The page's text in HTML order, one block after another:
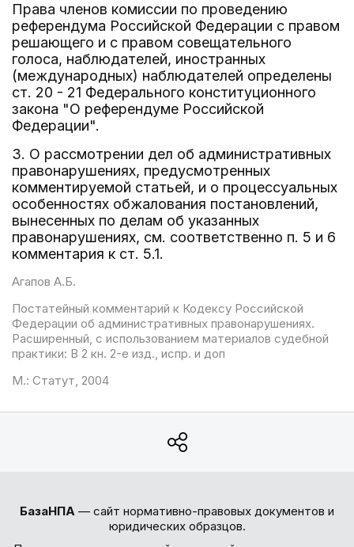
Права членов комиссии по проведению
референдума Российской Федерации с правом
решающего и с правом совещательного
голоса, наблюдателей, иностранных
(международных) наблюдателей определены
ст. 20 - 21 Федерального конституционного
закона "О референдуме Российской
Федерации".
3. О рассмотрении дел об административных
правонарушениях, предусмотренных
комментируемой статьей, и о процессуальных
особенностях обжалования постановлений,
вынесенных по делам об указанных
правонарушениях, см. соответственно п. 5 и 6
комментария к ст. 5.1.
Агапов А.Б.
Постатейный комментарий к Кодексу Российской
Федерации об административных правонарушениях.
Расширенный, с использованием материалов судебной
практики: В 2 кн. 2-е изд., испр. и доп
М.: Статут, 2004
БазаНПА — сайт нормативно-правовых документов и
юридических образцов.